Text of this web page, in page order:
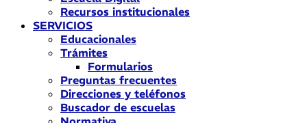
Recursos institucionales
SERVICIOS
Educacionales
Trámites
Formularios
Preguntas frecuentes
Direcciones y teléfonos
Buscador de escuelas